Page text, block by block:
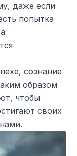
даже если
попытка
сознание
образом
чтобы
своих